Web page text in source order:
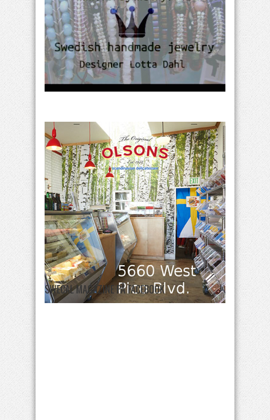
SWECAL MAGAZINE PÅ FACEBOOK